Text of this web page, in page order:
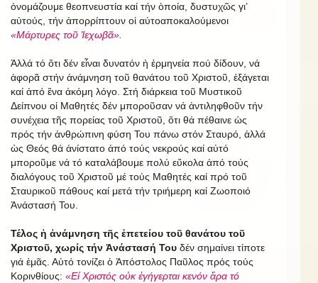
ὀνομάζουμε θεοπνευστία καί τήν ὁποία, δυστυχῶς γι’
αὐτούς, τήν ἀπορρίπτουν οἱ αὐτοαποκαλούμενοι
«Μάρτυρες τοῦ Ἰεχωβᾶ».
Ἀλλά τό ὅτι δέν εἶναι δυνατόν ἡ ἑρμηνεία πού δίδουν, νά
ἀφορᾶ στήν ἀνάμνηση τοῦ θανάτου τοῦ Χριστοῦ, ἐξάγεται
καί ἀπό ἕνα ἀκόμη λόγο. Στή διάρκεια τοῦ Μυστικοῦ
Δείπνου οἱ Μαθητές δέν μποροῦσαν νά ἀντιληφθοῦν τήν
συνέχεια τῆς πορείας τοῦ Χριστοῦ, ὅτι θά πέθαινε ὡς
πρός τήν ἀνθρώπινη φύση Του πάνω στόν Σταυρό, ἀλλά
ὡς Θεός θά ἀνίστατο ἀπό τούς νεκρούς καί αὐτό
μποροῦμε νά τό καταλάβουμε πολύ εὔκολα ἀπό τούς
διαλόγους τοῦ Χριστοῦ μέ τούς Μαθητές καί πρό τοῦ
Σταυρικοῦ πάθους καί μετά τήν τριήμερη καί Ζωοποιό
Ἀνάστασή Του.
Τέλος ἡ ἀνάμνηση τῆς ἐπετείου τοῦ θανάτου τοῦ
Χριστοῦ, χωρίς τήν Ἀνάστασή Του δέν σημαίνει τίποτε
γιά ἐμᾶς. Αὐτό τονίζει ὁ Ἀπόστολος Παῦλος πρός τούς
Κορινθίους: «Εἰ Χριστός οὐκ ἐγήγερται κενόν ἄρα τό